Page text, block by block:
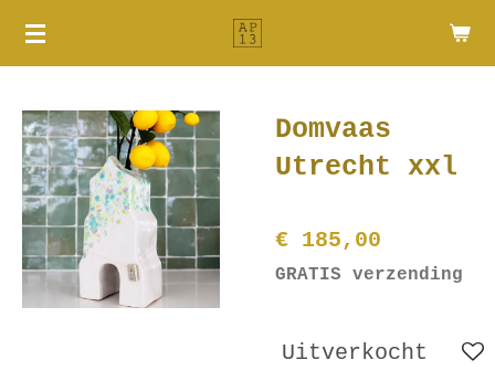
Ga
de
hoofdinhoud
Domvaas
Utrecht xxl
€ 185,00
GRATIS verzending
Uitverkocht